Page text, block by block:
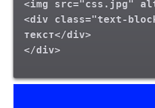
<img src="css.jpg"
<div class="text-
текст</div>
</div>